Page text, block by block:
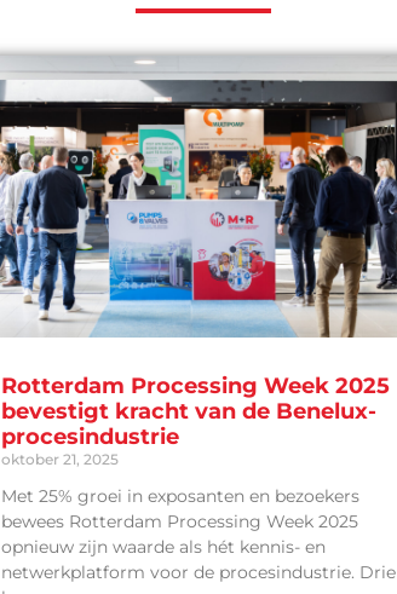
Rotterdam Processing Week 2025
bevestigt kracht van de Benelux-
procesindustrie
oktober 21, 2025
Met 25% groei in exposanten en bezoekers
bewees Rotterdam Processing Week 2025
opnieuw zijn waarde als hét kennis- en
netwerkplatform voor de procesindustrie. Drie